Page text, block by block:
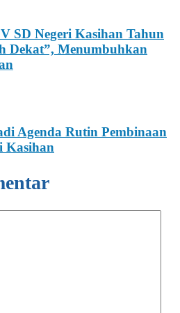
SD Negeri Kasihan Tahun
Dekat”, Menumbuhkan
Agenda Rutin Pembinaan
Kasihan